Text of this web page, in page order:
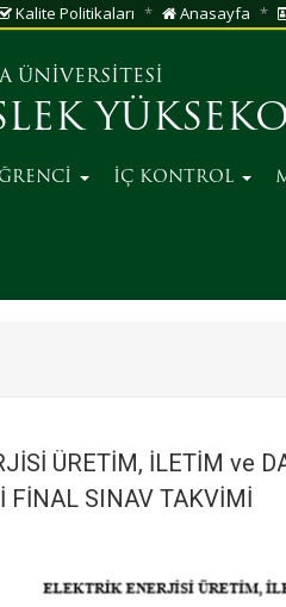
Kalite Politikaları Anasayfa
ÜNİVERSİTESİ
İÇ KONTROL
ÜRETİM, İLETİM ve
FİNAL SINAV TAKVİMİ